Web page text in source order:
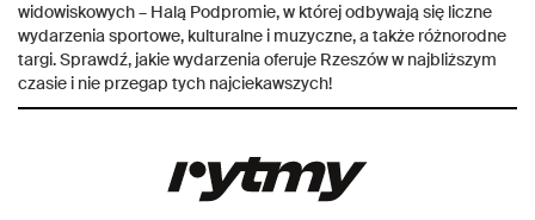
widowiskowych – Halą Podpromie, w której odbywają się liczne
wydarzeniasportowe, kulturalne i muzyczne, a także różnorodne
targi. Sprawdź, jakie wydarzenia oferuje Rzeszów w najbliższym
czasie i nie przegap tych najciekawszych!